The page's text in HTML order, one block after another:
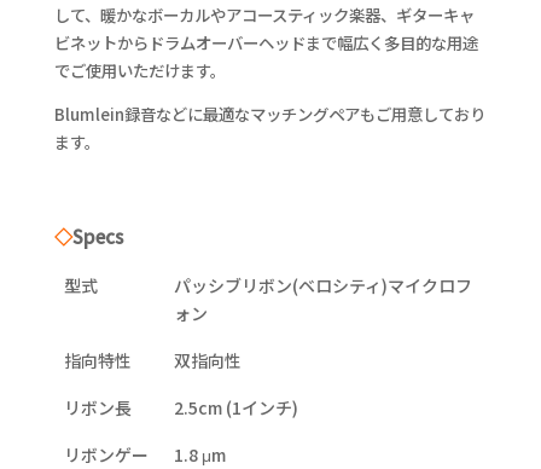
して、暖かなボーカルやアコースティック楽器、ギターキャ
ビネットからドラムオーバーヘッドまで幅広く多目的な用途
でご使用いただけます。
Blumlein録音などに最適なマッチングペアもご用意しており
ます。
◇Specs
型式
パッシブリボン(ベロシティ)マイクロフ
ォン
指向特性
双指向性
リボン長
2.5cm (1インチ)
リボンゲー
1.8 μm